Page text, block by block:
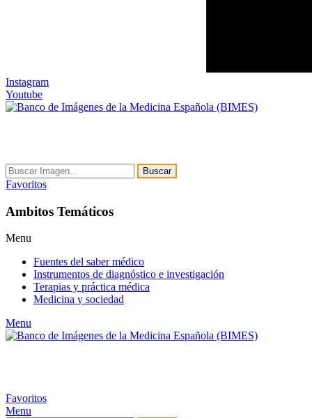
Instagram
Youtube
Buscar
Favoritos
Ambitos Temáticos
Menu
Fuentes del saber médico
Instrumentos de diagnóstico e investigación
Terapias y práctica médica
Medicina y sociedad
Menu
Favoritos
Menu